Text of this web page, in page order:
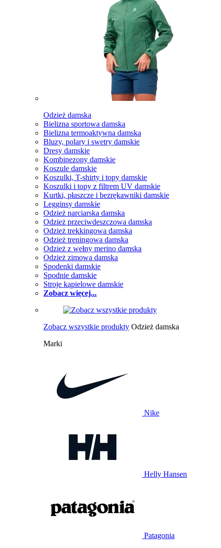
Odzież damska
Bielizna sportowa damska
Bielizna termoaktywna damska
Bluzy, polary i swetry damskie
Dresy damskie
Kombinezony damskie
Koszule damskie
Koszulki, T-shirty i topy damskie
Koszulki i topy z filtrem UV damskie
Kurtki, płaszcze i bezrękawniki damskie
Legginsy damskie
Odzież narciarska damska
Odzież przeciwdeszczowa damska
Odzież trekkingowa damska
Odzież treningowa damska
Odzież z wełny merino damska
Odzież zimowa damska
Spodenki damskie
Spodnie damskie
Stroje kąpielowe damskie
Zobacz więcej...
Zobacz wszystkie produkty Odzież damska
Marki
Nike
Helly Hansen
Patagonia